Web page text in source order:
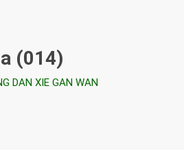
(014)
DAN XIE GAN WAN